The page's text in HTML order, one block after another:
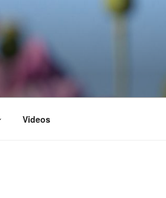
Videos